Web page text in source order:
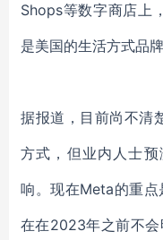
Shops等数字商店上
是美国的生活方式品牌
据报道，目前尚不清
方式，但业内人士
响。现在Meta的重
在在2023年之前不